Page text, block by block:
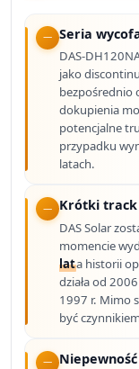
Seria
DAS-
jako
bezpośrednio
dokupienia
potencjalne
przypadku
latach.
Krótki track
DAS Solar
momencie
lata historii
działa od
1997 r. Mimo
być